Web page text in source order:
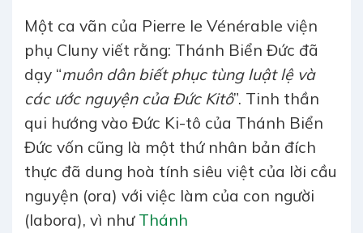
Một ca vãn của Pierre le Vénérable viện
phụ Cluny viết rằng: Thánh Biển Đức đã
dạy “muôn dân biết phục tùng luật lệ và
các ước nguyện của Đức Kitô”. Tinh thần
qui hướng vào Đức Ki-tô của Thánh Biển
Đức vốn cũng là một thứ nhân bản đích
thực đã dung hoà tính siêu việt của lời cầu
nguyện (ora) với việc làm của con người
(labora), vì như Thánh